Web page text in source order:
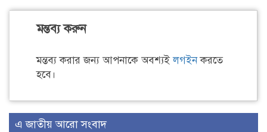
মন্তব্য করুন
মন্তব্য করার জন্য আপনাকে অবশ্যইলগইনকরতে
হবে।
এ জাতীয় আরো সংবাদ